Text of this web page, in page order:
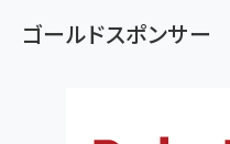
ゴールドスポンサー